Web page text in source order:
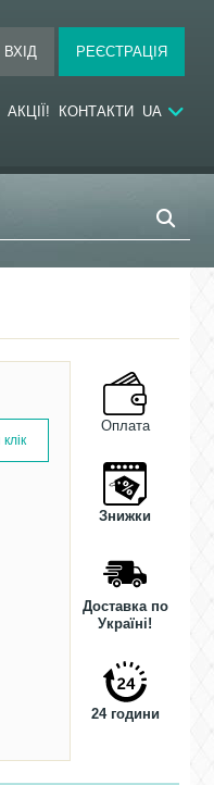
АКЦІЇ! КОНТАКТИ UA
Оплата
Знижки
Доставка по
Україні!
24 години